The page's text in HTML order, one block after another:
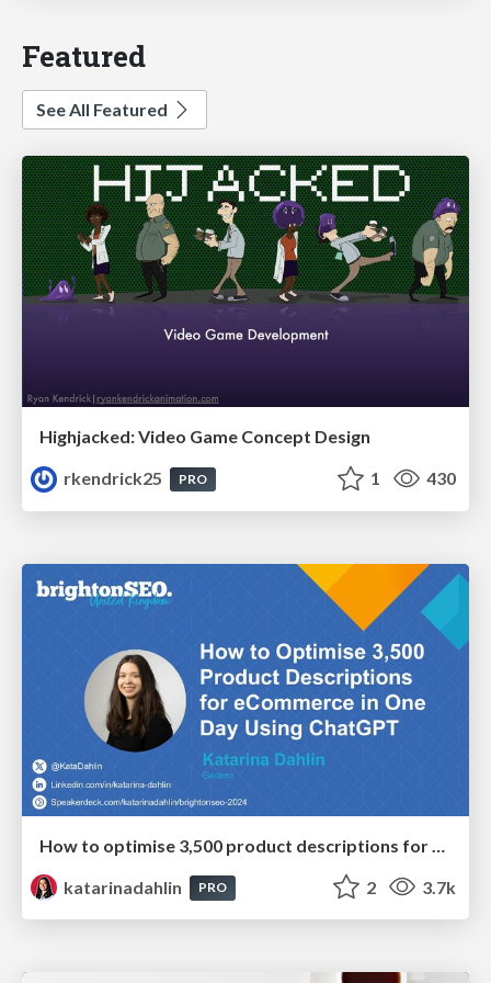
Featured
See All Featured
Highjacked: Video Game Concept Design
rkendrick25
PRO 1 430
katarinadahlin
PRO 2 3.7k